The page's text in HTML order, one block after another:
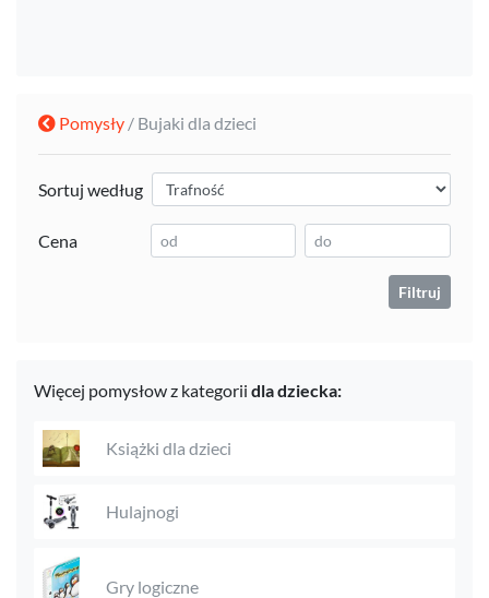
Pomysły / Bujaki dla dzieci
Sortuj według
Cena
Filtruj
Więcej pomysłow z kategorii dla dziecka:
Książki dla dzieci
Hulajnogi
Gry logiczne